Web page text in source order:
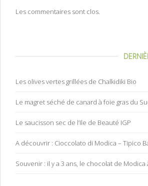
Les commentaires sont clos.
Les olives vertes grillées de Chalkidiki Bio
Le magret séché de canard à foie gras du
Le saucisson sec de l’Ile de Beauté IGP
A découvrir : Cioccolato di Modica – Tipico
Souvenir : il y a 3 ans, le chocolat de Modica